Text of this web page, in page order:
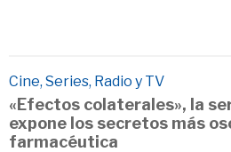
Cine, Series, Radio y TV
«Efectos colaterales», la
expone los secretos más
farmacéutica